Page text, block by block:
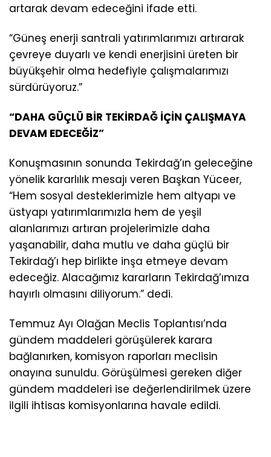
artarak devam edeceğini ifade etti.
“Güneş enerji santrali yatırımlarımızı artırarak
çevreye duyarlı ve kendi enerjisini üreten bir
büyükşehir olma hedefiyle çalışmalarımızı
sürdürüyoruz.”
“DAHA GÜÇLÜ BİR TEKİRDAĞ İÇİN ÇALIŞMAYA
DEVAM EDECEĞİZ”
Konuşmasının sonunda Tekirdağ’ın geleceğine
yönelik kararlılık mesajı veren Başkan Yüceer,
“Hem sosyal desteklerimizle hem altyapı ve
üstyapı yatırımlarımızla hem de yeşil
alanlarımızı artıran projelerimizle daha
yaşanabilir, daha mutlu ve daha güçlü bir
Tekirdağ’ı hep birlikte inşa etmeye devam
edeceğiz. Alacağımız kararların Tekirdağ’ımıza
hayırlı olmasını diliyorum.” dedi.
Temmuz Ayı Olağan Meclis Toplantısı’nda
gündem maddeleri görüşülerek karara
bağlanırken, komisyon raporları meclisin
onayına sunuldu. Görüşülmesi gereken diğer
gündem maddeleri ise değerlendirilmek üzere
ilgili ihtisas komisyonlarına havale edildi.